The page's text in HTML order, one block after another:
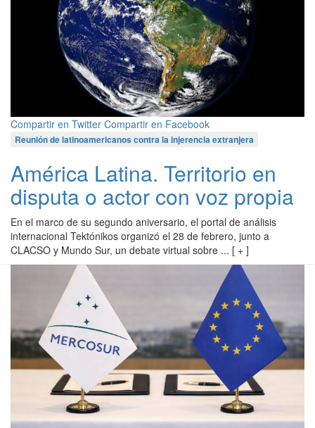
Compartir en Twitter Compartir en Facebook
Reunión de latinoamericanos contra la injerencia extranjera
América Latina. Territorio en
disputa o actor con voz propia
En el marco de su segundo aniversario, el portal de análisis
internacional Tektónikos organizó el 28 de febrero, junto a
CLACSO y Mundo Sur, un debate virtual sobre ... [ + ]